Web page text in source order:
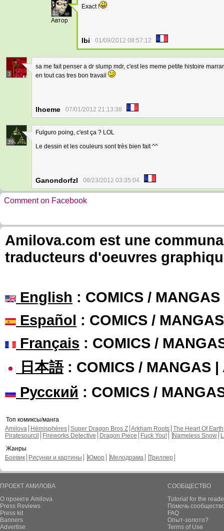
15
Автор
Exact !
Ibi 01/09/2012 08:57:12
3
sa me fait penser a dr slump mdr, c'est les meme petite histoire
en tout cas tres bon travail
lhoeme 07/01/2012 21:13:38
39
Fulguro poing, c'est ça ? LOL
Le dessin et les couleurs sont très bien fait ^^
Ganondorfzl 08/23/2012 03:35:04
Comment on Facebook
Amilova.com est une
traducteurs d'oeuvres
English : COMICS /
Español : COMICS /
Français : COMICS /
日本語: COMICS / MANGAS |
Русский : COMICS /
Топ комиксы/манга
Amilova
Hémisphères Super Dragon Bros Z Arkham Roots The Heart Of Earth
Piratesourcil
Fireworks Detective Dragon Piece Fuck You! Nameless Snow
Жанры
Боевик
Рисунки и картины Юмор Мелодрама Триллер
ПРОЕКТ АМИЛОВА
О проекте Amilova
Press Reviews
Press kit
Banners
Advertise
СООБЩЕСТВО
Tutorial for the
Помочь
FAQ
Опыт-золото?
Terms of Use